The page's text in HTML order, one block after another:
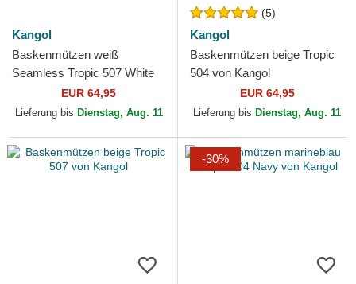
Kangol
Baskenmützen weiß
Seamless Tropic 507 White
von KangolEUR 64,95
Lieferung bis Dienstag, Aug. 11
(5)
Kangol
Baskenmützen beige Tropic
504 von Kangol
EUR 64,95
Lieferung bis Dienstag, Aug. 11
-30%